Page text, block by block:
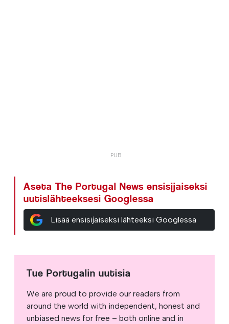
Aseta The Portugal News ensisijaiseksi
uutislähteeksesi Googlessa
Lisää ensisijaiseksi lähteeksi Googlessa
Tue Portugalin uutisia
We are proud to provide our readers from
around the world with independent, honest and
unbiased news for free – both online and in